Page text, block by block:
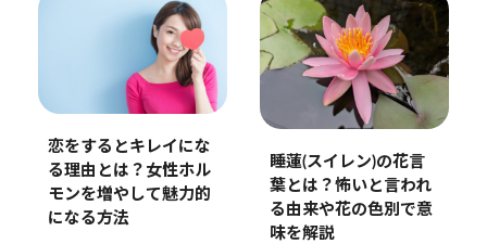
恋をするとキレイにな
る理由とは？女性ホル
モンを増やして魅力的
になる方法
睡蓮(スイレン)の花言
葉とは？怖いと言われ
る由来や花の色別で意
味を解説